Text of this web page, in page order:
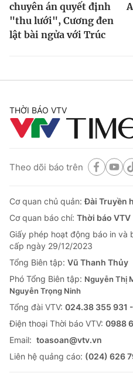
chuyên án quyết định
"thu lưới", Cương đen
lật bài ngửa với Trúc
THỜI BÁO VTV
Theo dõi báo trên
Cơ quan chủ quản:Đài Truyền
Cơ quan báo chí: Thời báo VTV
Giấy phép hoạt động báo in và
cấp ngày 29/12/2023
Tổng Biên tập: Vũ Thanh Thủy
Phó Tổng Biên tập: Nguyễn Thị
Nguyễn Trọng Ninh
Tổng đài VTV: 024.38 355 931
Ðiện thoại Thời báo VTV: 0988
Email: toasoan@vtv.vn
Liên hệ quảng cáo: (024) 626